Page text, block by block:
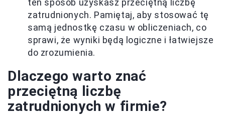
ten sposób uzyskasz przeciętną liczbę
zatrudnionych. Pamiętaj, aby stosować tę
samą jednostkę czasu w obliczeniach, co
sprawi, że wyniki będą logiczne i łatwiejsze
do zrozumienia.
Dlaczego warto znać
przeciętną liczbę
zatrudnionych w firmie?